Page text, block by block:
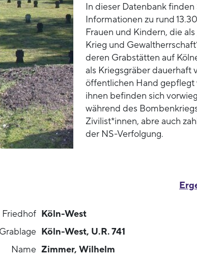
In dieser Datenbank finden
Informationen zu rund
Frauen und Kindern, die
Krieg und
deren Grabstätten auf
als Kriegsgräber dauerhaft
öffentlichen Hand gepflegt
ihnen befinden sich
während des
Zivilist*innen, abre auch
der NS-Verfolgung.
Friedhof Köln-West
Grablage Köln-West, U.R. 741
Name Zimmer, Wilhelm